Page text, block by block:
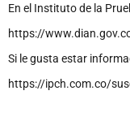
En el Instituto de la
https://
Si le gusta estar
https://ipch.com.co/